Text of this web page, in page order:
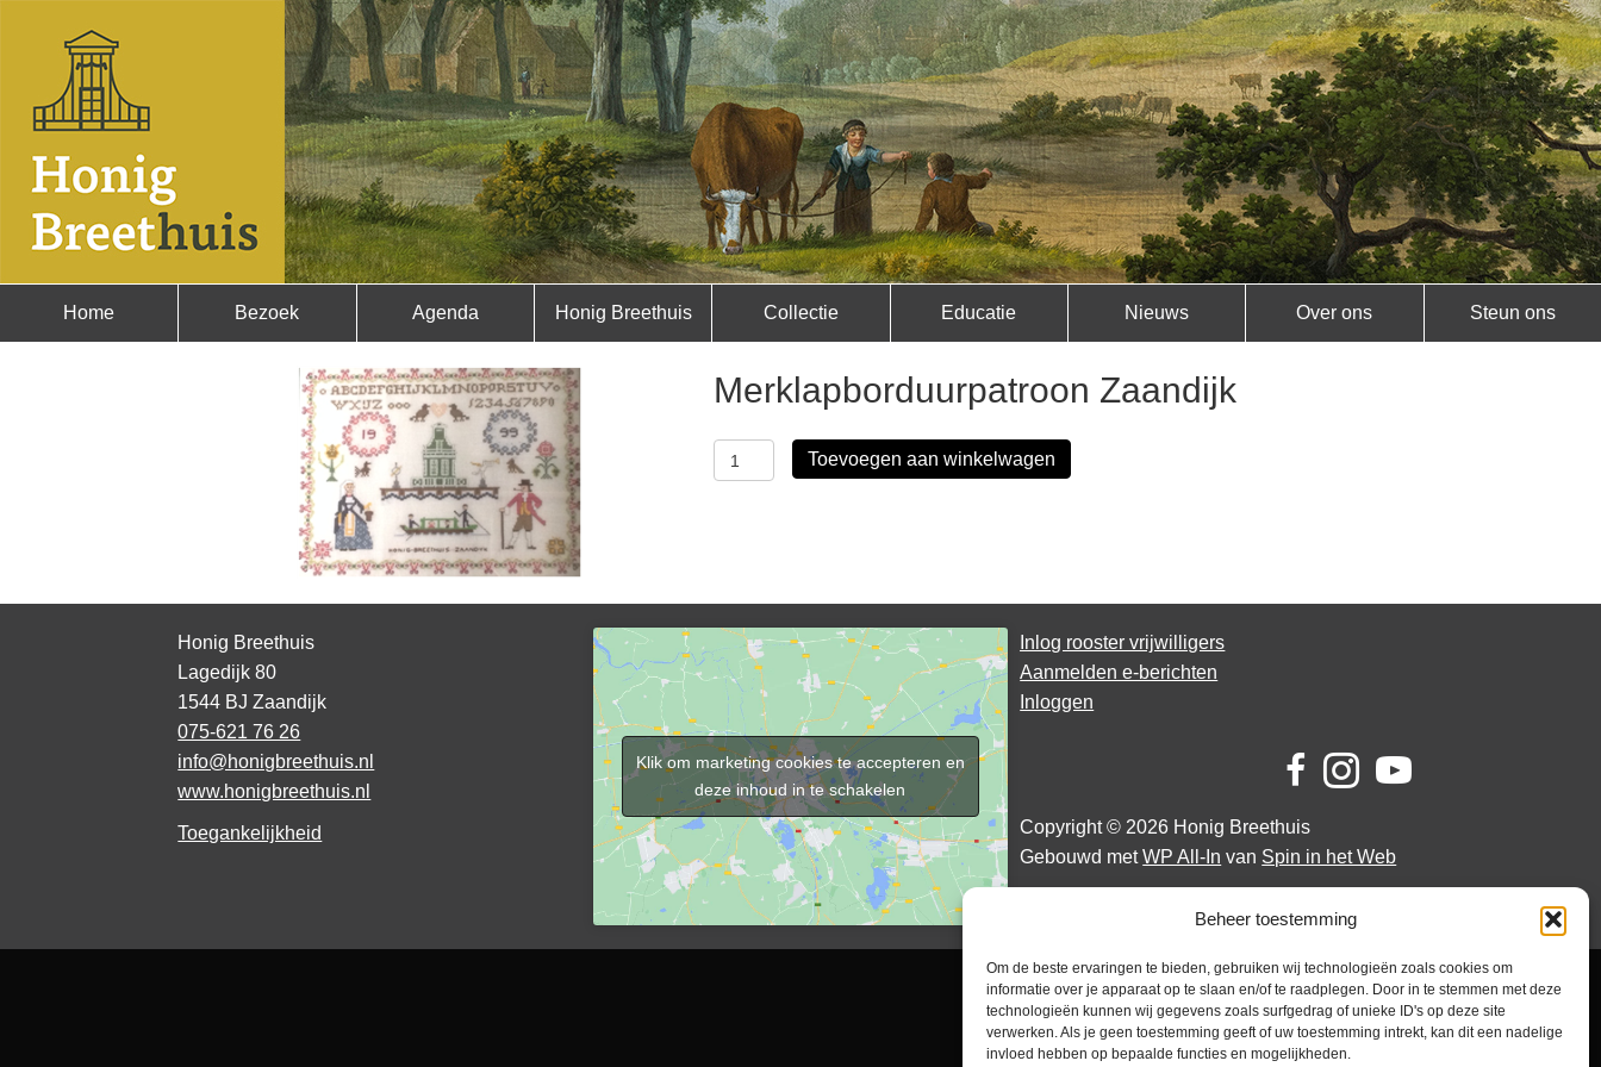
Beheer toestemming
Om de beste ervaringen te bieden, gebruiken wij technologieën zoals cookies om
informatie over je apparaat op te slaan en/of te raadplegen. Door in te stemmen met deze
technologieën kunnen wij gegevens zoals surfgedrag of unieke ID's op deze site
verwerken. Als je geen toestemming geeft of uw toestemming intrekt, kan dit een nadelige
invloed hebben op bepaalde functies en mogelijkheden.
Home Bezoek Agenda Honig Breethuis Collectie Educatie Nieuws Over ons Steun ons
Merklapborduurpatroon Zaandijk
Merklapborduurpatroon
Zaandijk
Toevoegen aan winkelwagen
Honig Breethuis
Lagedijk 80
1544 BJ Zaandijk
075-621 76 26
info@honigbreethuis.nl
www.honigbreethuis.nl
Toegankelijkheid
Klik om marketing cookies te accepteren en
deze inhoud in te schakelen
Inlog rooster vrijwilligers
Aanmelden e-berichten
Inloggen
Copyright © 2026 Honig Breethuis
Gebouwd metWP All-In van Spin in het Web